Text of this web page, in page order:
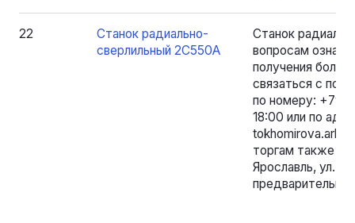
22
Станок радиально-
сверлильный 2С550А
Станок
вопросам
получения
связаться с
по номеру:
18:00 или по
торгам также
Ярославль, ул.